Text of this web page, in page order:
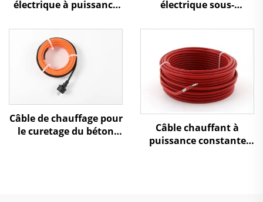
électrique à puissance
Amérique du Nord
électrique sous-
conducteur
Câble de chauffage pour
le curetage du béton
Câble chauffant à
puissance constante